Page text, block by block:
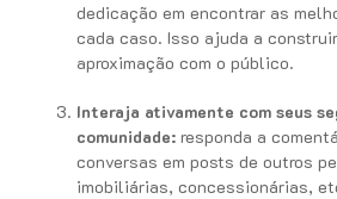
dedicação em encontrar as
cada caso. Isso ajuda a
aproximação com o público.
Interaja ativamente com seus
comunidade: responda a
conversas em posts de outros
imobiliárias, concessionárias,